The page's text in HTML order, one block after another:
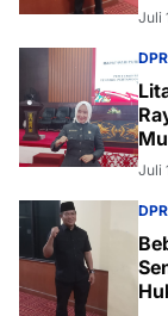
Juli
Juli